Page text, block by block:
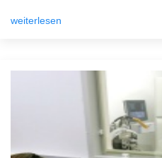
weiterlesen